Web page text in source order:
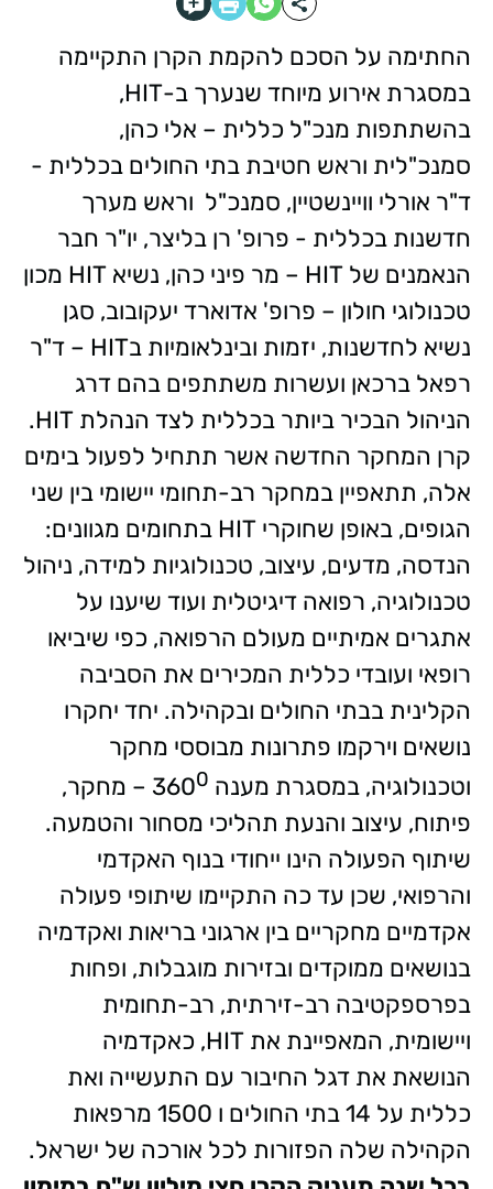
החתימה על הסכם להקמת הקרן התקיימה
במסגרת אירוע מיוחד שנערך ב-HIT,
בהשתתפות מנכ"ל כללית – אלי כהן,
סמנכ"לית וראש חטיבת בתי החולים בכללית -
ד"ר אורלי וויינשטיין, סמנכ"ל וראש מערך
חדשנות בכללית - פרופ' רן בליצר, יו"ר חבר
הנאמנים של HIT – מר פיני כהן, נשיא HIT מכון
טכנולוגי חולון – פרופ' אדוארד יעקובוב, סגן
נשיא לחדשנות, יזמות ובינלאומיות בHIT – ד"ר
רפאל ברכאן ועשרות משתתפים בהם דרג
הניהול הבכיר ביותר בכללית לצד הנהלת HIT.
קרן המחקר החדשה אשר תתחיל לפעול בימים
אלה, תתאפיין במחקר רב-תחומי יישומי בין שני
הגופים, באופן שחוקרי HIT בתחומים מגוונים:
הנדסה, מדעים, עיצוב, טכנולוגיות למידה, ניהול
טכנולוגיה, רפואה דיגיטלית ועוד שיענו על
אתגרים אמיתיים מעולם הרפואה, כפי שיביאו
רופאי ועובדי כללית המכירים את הסביבה
הקלינית בבתי החולים ובקהילה. יחד יחקרו
נושאים וירקמו פתרונות מבוססי מחקר
וטכנולוגיה, במסגרת מענה 360 0
– מחקר,
פיתוח, עיצוב והנעת תהליכי מסחור והטמעה.
שיתוף הפעולה הינו ייחודי בנוף האקדמי
והרפואי, שכן עד כה התקיימו שיתופי פעולה
אקדמיים מחקריים בין ארגוני בריאות ואקדמיה
בנושאים ממוקדים ובזירות מוגבלות, ופחות
בפרספקטיבה רב-זירתית, רב-תחומית
ויישומית, המאפיינת את HIT, כאקדמיה
הנושאת את דגל החיבור עם התעשייה ואת
כללית על 14 בתי החולים ו 1500 מרפאות
הקהילה שלה הפזורות לכל אורכה של ישראל.